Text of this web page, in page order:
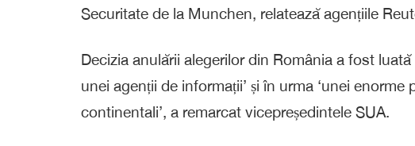
Securitate de la Munchen, relatează agențiile
Decizia anulării alegerilor din România a fost
unei agenții de informații’ și în urma ‘unei
continentali’, a remarcat vicepreședintele SUA.